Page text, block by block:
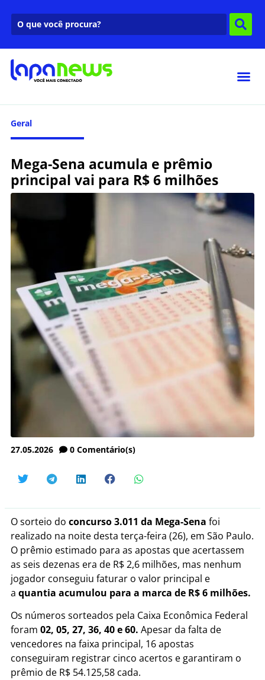
Geral
Mega-Sena acumula e prêmio
principal vai para R$ 6 milhões
27.05.2026 0 Comentário(s)
O sorteio do concurso 3.011 da Mega-Sena foi
realizado na noite desta terça-feira (26), em São Paulo.
O prêmio estimado para as apostas que acertassem
as seis dezenas era de R$ 2,6 milhões, mas nenhum
jogador conseguiu faturar o valor principal e
a quantia acumulou para a marca de R$ 6 milhões.
Os números sorteados pela Caixa Econômica Federal
foram 02, 05, 27, 36, 40 e 60. Apesar da falta de
vencedores na faixa principal, 16 apostas
conseguiram registrar cinco acertos e garantiram o
prêmio de R$ 54.125,58 cada.